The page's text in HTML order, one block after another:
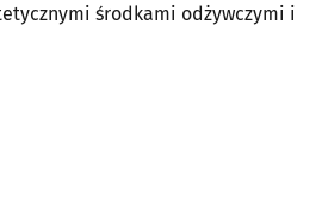
środkami odżywczymi i